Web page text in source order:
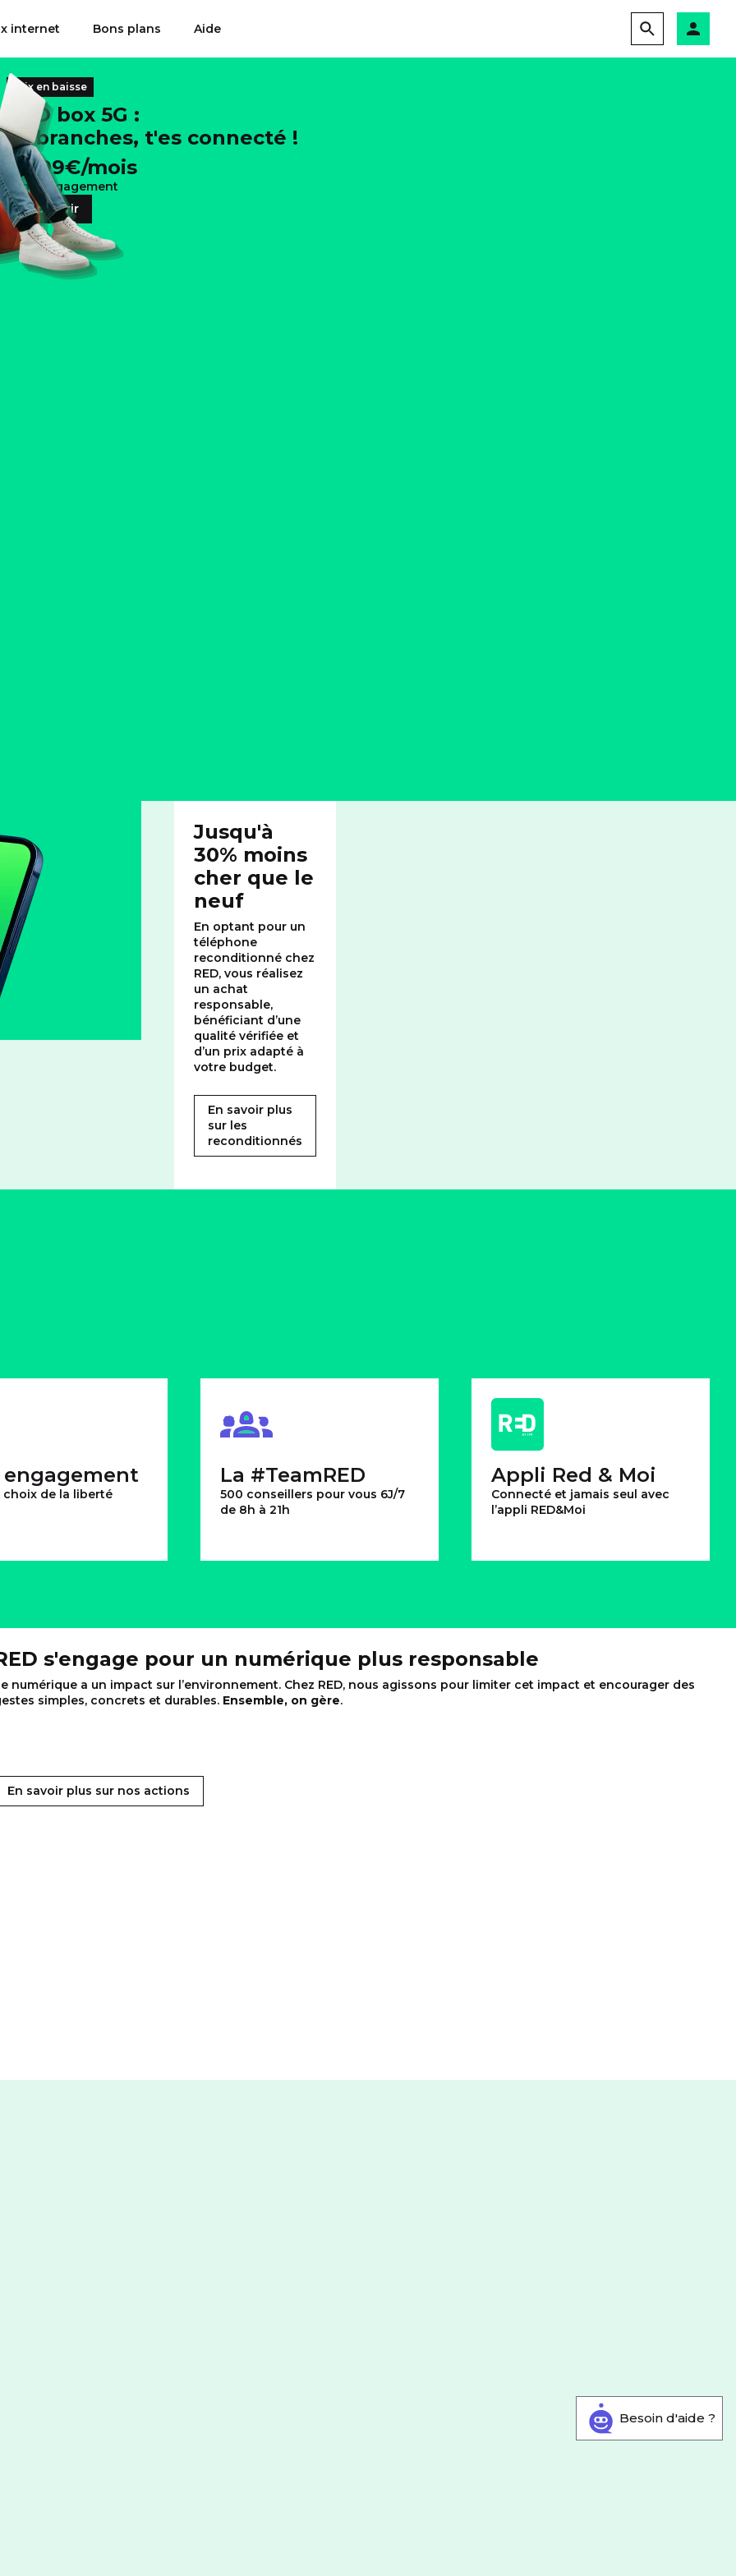
internet Bons plans Aide
Prix en baisse
RED box 5G :
tu branches, t'es connecté !
24,99€/mois
Sans engagement
Découvrir
Jusqu'à
30% moins
cher que le
neuf
En optant pour un
téléphone
reconditionné chez
RED, vous réalisez
un achat
responsable,
bénéficiant d’une
qualité vérifiée et
d’un prix adapté à
votre budget.
En savoir plus
sur les
reconditionnés
engagement
choix de la liberté
La #TeamRED
500 conseillers pour vous 6J/7
de 8h à 21h
Appli Red & Moi
Connecté et jamais seul avec
l’appli RED&Moi
s'engage pour un numérique plus responsable
numérique a un impact sur l’environnement. Chez RED, nous agissons pour limiter cet impact et encourager des
simples, concrets et durables. Ensemble, on gère.
En savoir plus sur nos actions
Besoin d'aide ?